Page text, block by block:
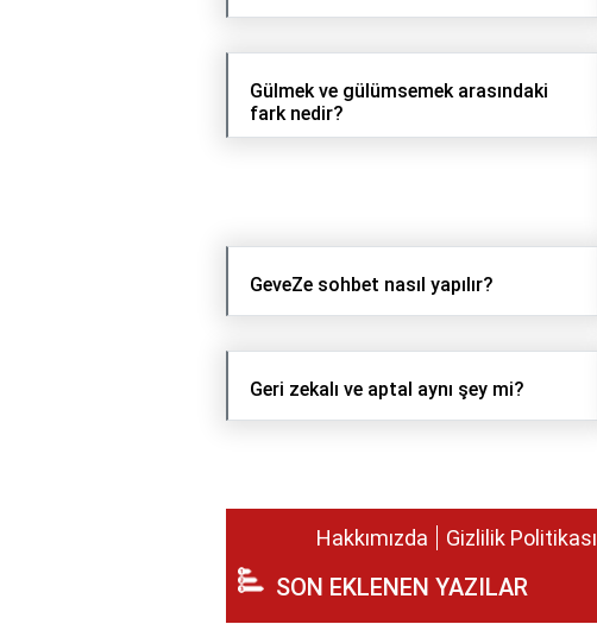
Gülmek ve gülümsemek arasındaki
fark nedir?
GeveZe sohbet nasıl yapılır?
Geri zekalı ve aptal aynı şey mi?
Hakkımızda Gizlilik Politikası
SON EKLENEN YAZILAR